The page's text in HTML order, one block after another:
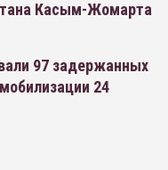
Касым-Жомарта
97 задержанных
24